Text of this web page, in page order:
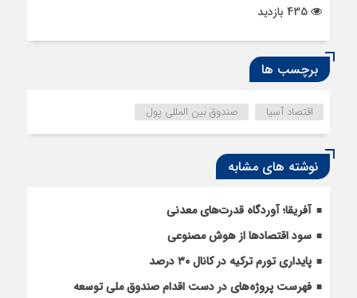
برچسب ها
اقتصاد آسیا صندوق بین المللی پول
نوشته های مشابه
آفریقا؛ آوردگاه قدرت‌های معدنی
سود اقتصاد‌ها از هوش مصنوعی
پایداری تورم ترکیه در کانال ۳۰ درصد
فهرست پروژه‌های در دست اقدام صندوق ملی توسعه